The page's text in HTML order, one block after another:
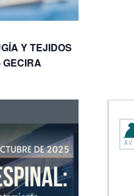
Y TEJIDOS